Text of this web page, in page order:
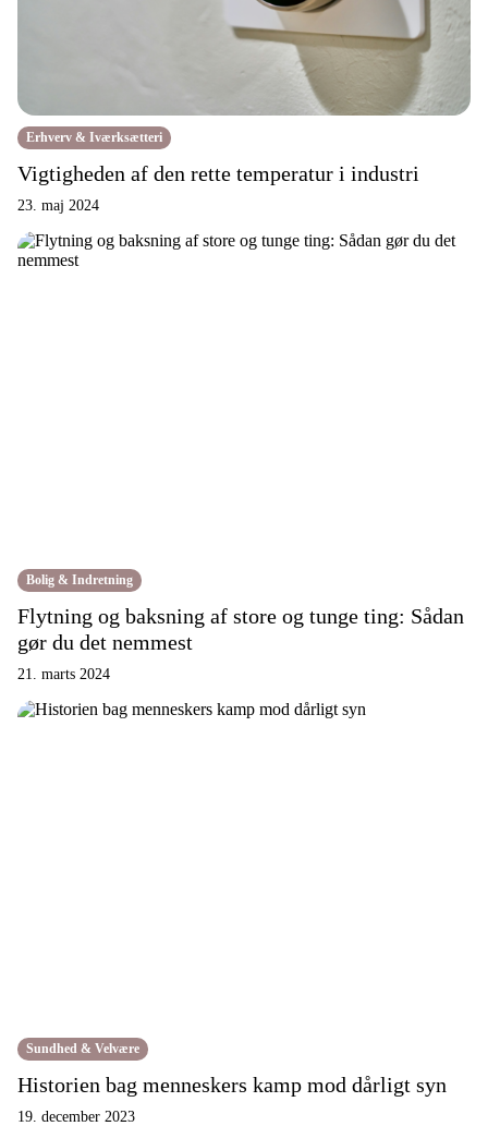
Erhverv & Iværksætteri
Vigtigheden af den rette temperatur i industri
23. maj 2024
Bolig & Indretning
Flytning og baksning af store og tunge ting: Sådan
gør du det nemmest
21. marts 2024
Sundhed & Velvære
Historien bag menneskers kamp mod dårligt syn
19. december 2023